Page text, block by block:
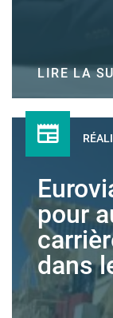
LIRE LA
pour
dans